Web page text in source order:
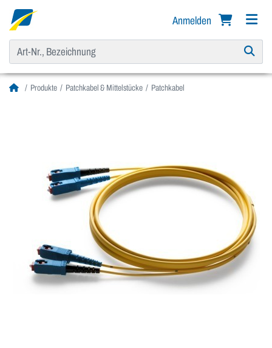
Anmelden
Produkte Patchkabel & Mittelstücke Patchkabel